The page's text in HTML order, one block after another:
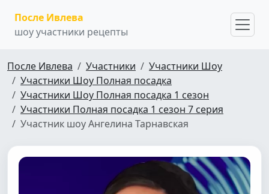
После Ивлева
шоу участники рецепты
После Ивлева Участники
Участники Шоу
Участники Шоу Полная посадка
Участники Шоу Полная посадка 1 сезон
Участники Полная посадка 1 сезон 7 серия
Участник шоу Ангелина Тарнавская